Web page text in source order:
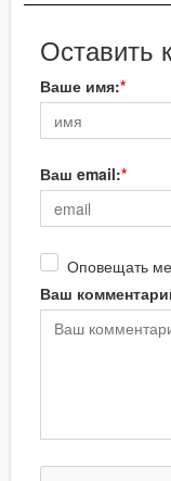
Оставить
Ваше имя:
Ваш email:
Оповещать
Ваш